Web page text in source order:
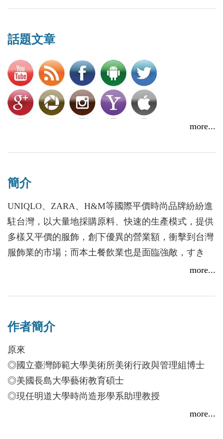
話題文章
連熊大都有妹妹了，你怎麼能不懂社群網路如何行銷！
2016/04/07
Facebook正夯？其實……400年前就有人使用「臉書」
了！
2016/04/11
more...
簡介
UNIQLO、ZARA、H&M等國際平價時尚品牌紛紛進
駐台灣，以大量地採購原料、快速的生產模式，提供
多樣又平價的服飾，創下優異的營業額，衝擊到台灣
服飾業的市場；而本土餐飲業也是面臨強敵，すき
家、くら寿司、添好運、海底撈等國際連鎖餐廳紛紛
本書以時尚品牌為例，從時尚產業的特性、品牌
豐富的圖表做解說，最後再運用知名社群網站LINE@
生活圈、Facebook粉絲頁，將品牌設計理念傳達給目
標消費者，成功打動消費者，成功經營品牌，是中小
企業的求生指導手冊！
more...
作者簡介
原來
◎國立臺灣師範大學美術所美術行政與管理組博士
◎美國長島大學藝術教育碩士
◎現任明道大學時尚造形學系助理教授
more...